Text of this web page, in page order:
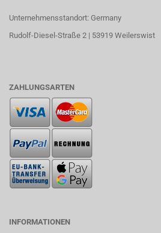
Unternehmensstandort: Germany
Rudolf-Diesel-Straße 2 | 53919 Weilerswist
ZAHLUNGSARTEN
INFORMATIONEN